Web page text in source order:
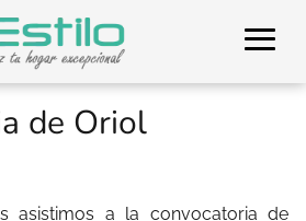
de Oriol
asistimos a la convocatoria de